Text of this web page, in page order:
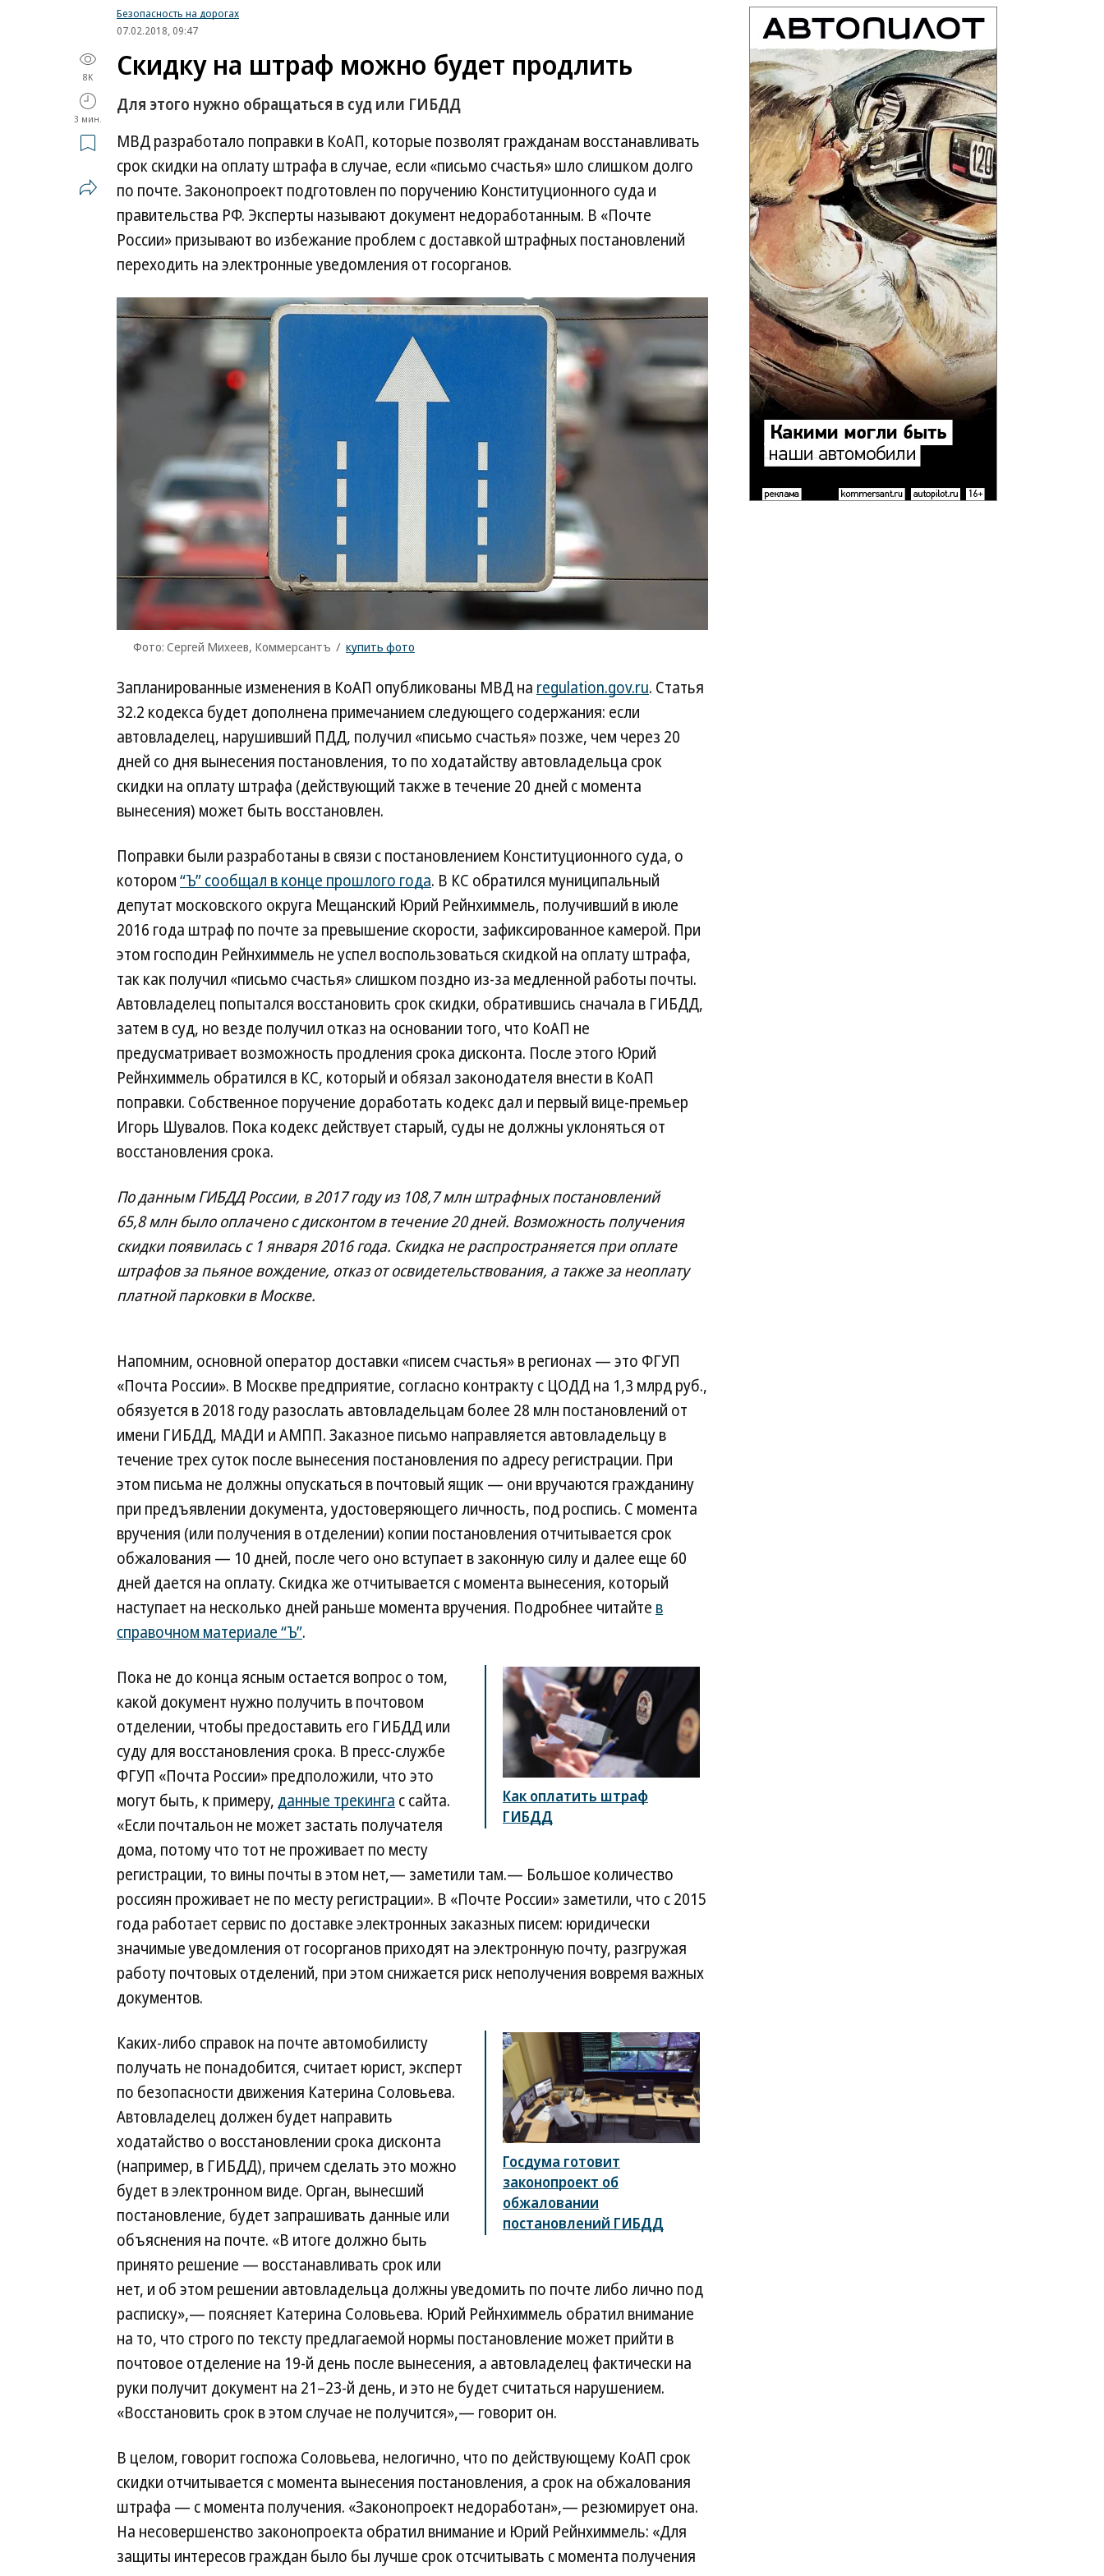
Безопасность на дорогах
07.02.2018, 09:47
8K
3 мин.
Скидку на штраф можно будет продлить
Для этого нужно обращаться в суд или ГИБДД
МВД разработало поправки в КоАП, которые позволят гражданам восстанавливать
срок скидки на оплату штрафа в случае, если «письмо счастья» шло слишком долго
по почте. Законопроект подготовлен по поручению Конституционного суда и
правительства РФ. Эксперты называют документ недоработанным. В «Почте
России» призывают во избежание проблем с доставкой штрафных постановлений
переходить на электронные уведомления от госорганов.
Фото: Сергей Михеев, Коммерсантъ / купить фото
Запланированные изменения в КоАП опубликованы МВД на regulation.gov.ru. Статья
32.2 кодекса будет дополнена примечанием следующего содержания: если
автовладелец, нарушивший ПДД, получил «письмо счастья» позже, чем через 20
дней со дня вынесения постановления, то по ходатайству автовладельца срок
скидки на оплату штрафа (действующий также в течение 20 дней с момента
вынесения) может быть восстановлен.
Поправки были разработаны в связи с постановлением Конституционного суда, о
котором“Ъ” сообщал в конце прошлого года. В КС обратился муниципальный
депутат московского округа Мещанский Юрий Рейнхиммель, получивший в июле
2016 года штраф по почте за превышение скорости, зафиксированное камерой. При
этом господин Рейнхиммель не успел воспользоваться скидкой на оплату штрафа,
так как получил «письмо счастья» слишком поздно из-за медленной работы почты.
Автовладелец попытался восстановить срок скидки, обратившись сначала в ГИБДД,
затем в суд, но везде получил отказ на основании того, что КоАП не
предусматривает возможность продления срока дисконта. После этого Юрий
Рейнхиммель обратился в КС, который и обязал законодателя внести в КоАП
поправки. Собственное поручение доработать кодекс дал и первый вице-премьер
Игорь Шувалов. Пока кодекс действует старый, суды не должны уклоняться от
восстановления срока.
По данным ГИБДД России, в 2017 году из 108,7 млн штрафных постановлений
65,8 млн было оплачено с дисконтом в течение 20 дней. Возможность получения
скидки появилась с 1 января 2016 года. Скидка не распространяется при оплате
штрафов за пьяное вождение, отказ от освидетельствования, а также за неоплату
платной парковки в Москве.
Напомним, основной оператор доставки «писем счастья» в регионах — это ФГУП
«Почта России». В Москве предприятие, согласно контракту с ЦОДД на 1,3 млрд руб.,
обязуется в 2018 году разослать автовладельцам более 28 млн постановлений от
имени ГИБДД, МАДИ и АМПП. Заказное письмо направляется автовладельцу в
течение трех суток после вынесения постановления по адресу регистрации. При
этом письма не должны опускаться в почтовый ящик — они вручаются гражданину
при предъявлении документа, удостоверяющего личность, под роспись. С момента
вручения (или получения в отделении) копии постановления отчитывается срок
обжалования — 10 дней, после чего оно вступает в законную силу и далее еще 60
дней дается на оплату. Скидка же отчитывается с момента вынесения, который
наступает на несколько дней раньше момента вручения. Подробнее читайте в
справочном материале “Ъ”.
Как оплатить штраф
ГИБДД
Пока не до конца ясным остается вопрос о том,
какой документ нужно получить в почтовом
отделении, чтобы предоставить его ГИБДД или
суду для восстановления срока. В пресс-службе
ФГУП «Почта России» предположили, что это
могут быть, к примеру, данные трекинга с сайта.
«Если почтальон не может застать получателя
дома, потому что тот не проживает по месту
регистрации, то вины почты в этом нет,— заметили там.— Большое количество
россиян проживает не по месту регистрации». В «Почте России» заметили, что с 2015
года работает сервис по доставке электронных заказных писем: юридически
значимые уведомления от госорганов приходят на электронную почту, разгружая
работу почтовых отделений, при этом снижается риск неполучения вовремя важных
документов.
Госдума готовит
законопроект об
обжаловании
постановлений ГИБДД
Каких-либо справок на почте автомобилисту
получать не понадобится, считает юрист, эксперт
по безопасности движения Катерина Соловьева.
Автовладелец должен будет направить
ходатайство о восстановлении срока дисконта
(например, в ГИБДД), причем сделать это можно
будет в электронном виде. Орган, вынесший
постановление, будет запрашивать данные или
объяснения на почте. «В итоге должно быть
принято решение — восстанавливать срок или
нет, и об этом решении автовладельца должны уведомить по почте либо лично под
расписку»,— поясняет Катерина Соловьева. Юрий Рейнхиммель обратил внимание
на то, что строго по тексту предлагаемой нормы постановление может прийти в
почтовое отделение на 19-й день после вынесения, а автовладелец фактически на
руки получит документ на 21–23-й день, и это не будет считаться нарушением.
«Восстановить срок в этом случае не получится»,— говорит он.
В целом, говорит госпожа Соловьева, нелогично, что по действующему КоАП срок
скидки отчитывается с момента вынесения постановления, а срок на обжалования
штрафа — с момента получения. «Законопроект недоработан»,— резюмирует она.
На несовершенство законопроекта обратил внимание и Юрий Рейнхиммель: «Для
защиты интересов граждан было бы лучше срок отсчитывать с момента получения